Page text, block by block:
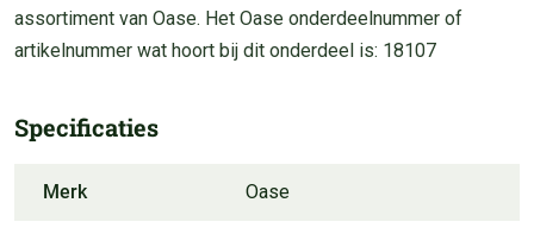
assortiment van Oase. Het Oase onderdeelnummer of
artikelnummer wat hoort bij dit onderdeel is: 18107
Specificaties
Merk Oase